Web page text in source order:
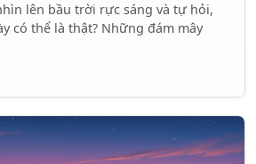
lên bầu trời rực sáng và tự hỏi,
có thể là thật? Những đám mây